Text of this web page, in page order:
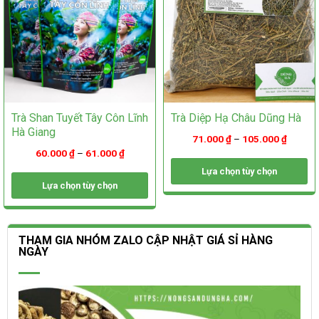
trên
trang
sản
phẩm
trang
sản
phẩm
Trà Shan Tuyết Tây Côn Lĩnh
Hà Giang
60.000₫– 61.000₫
Lựa chọn tùy chọn
Sản
này
có
nhiều
biến
thể.
Các
tùy
Trà Diệp Hạ Châu Dũng Hà
71.000₫– 105.000₫
Lựa chọn tùy chọn
Sản
có
nhiều
Các
tùy
chọn
THAM GIA NHÓM ZALO CẬP NHẬT GIÁ SỈ HÀNG
NGÀY